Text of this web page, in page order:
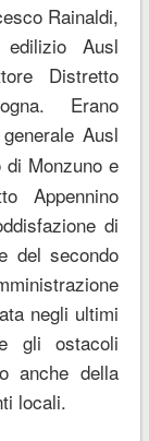
Rainaldi,
Ausl
Distretto
Erano
Ausl
di Monzuno e
Appennino
di
del secondo
negli ultimi
gli ostacoli
anche della
locali.